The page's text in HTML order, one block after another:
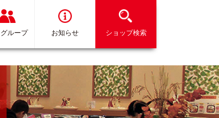
ループ お知らせ ショップ検索